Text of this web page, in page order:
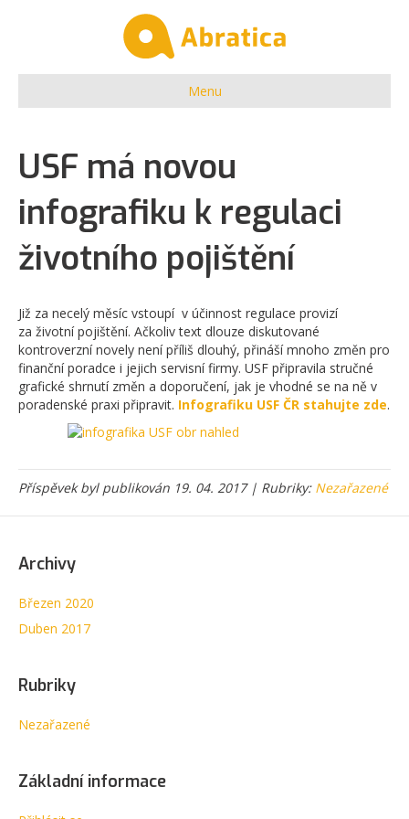
Menu
USF má novou
infografiku k regulaci
životního pojištění
Již za necelý měsíc vstoupí v účinnost regulace provizí
za životní pojištění. Ačkoliv text dlouze diskutované
kontroverzní novely není příliš dlouhý, přináší mnoho změn pro
finanční poradce i jejich servisní firmy. USF připravila stručné
grafické shrnutí změn a doporučení, jak je vhodné se na ně v
poradenské praxi připravit. Infografiku USF ČR stahujte zde.
Příspěvek byl publikován 19. 04. 2017 | Rubriky: Nezařazené
Archivy
Březen 2020
Duben 2017
Rubriky
Nezařazené
Základní informace